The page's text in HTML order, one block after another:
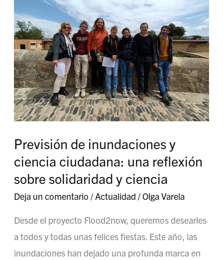
Previsión de inundaciones y
ciencia ciudadana: una reflexión
sobre solidaridad y ciencia
Deja un comentario /Actualidad /Olga Varela
Desde el proyecto Flood2now, queremos desearles
a todos y todas unas felices fiestas. Este año, las
inundaciones han dejado una profunda marca en
inundaciones
y
ciencia
ciudadana:
una
reflexión
sobre
y
ciencia